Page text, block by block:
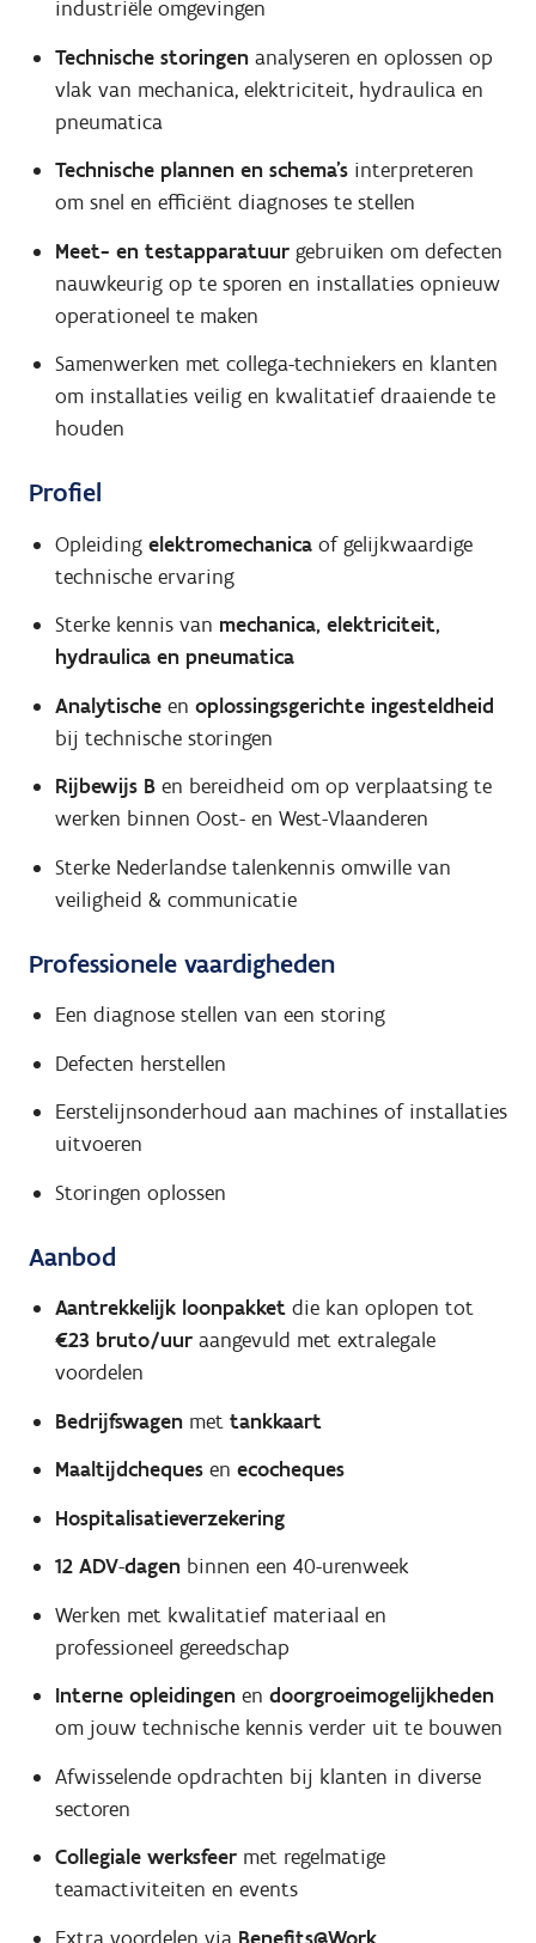
industriële omgevingen
Technische storingenanalyseren en oplossen op
vlak van mechanica, elektriciteit, hydraulica en
pneumatica
Technische plannen en schema’s interpreteren
om snel en efficiënt diagnoses te stellen
Meet- en testapparatuur gebruiken om defecten
nauwkeurig op te sporen en installaties opnieuw
operationeel te maken
Samenwerken met collega-techniekers en klanten
om installaties veilig en kwalitatief draaiende te
houden
Profiel
Opleiding elektromechanica of gelijkwaardige
technische ervaring
Sterke kennis van mechanica, elektriciteit,
hydraulica en pneumatica
Analytische en oplossingsgerichte ingesteldheid
bij technische storingen
Rijbewijs B en bereidheid om op verplaatsing te
werken binnen Oost- en West-Vlaanderen
Sterke Nederlandse talenkennis omwille van
veiligheid & communicatie
Professionele vaardigheden
Een diagnose stellen van een storing
Defecten herstellen
Eerstelijnsonderhoud aan machines of installaties
uitvoeren
Storingen oplossen
Aanbod
Aantrekkelijk loonpakketdie kan oplopen tot
€23 bruto/uur aangevuld met extralegale
voordelen
Bedrijfswagen met tankkaart
Maaltijdcheques en ecocheques
Hospitalisatieverzekering
12 ADV-dagen binnen een 40-urenweek
Werken met kwalitatief materiaal en
professioneel gereedschap
Interne opleidingenen doorgroeimogelijkheden
om jouw technische kennis verder uit te bouwen
Afwisselende opdrachten bij klanten in diverse
sectoren
Collegiale werksfeer met regelmatige
teamactiviteiten en events